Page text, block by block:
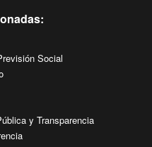
Social
y Transparencia